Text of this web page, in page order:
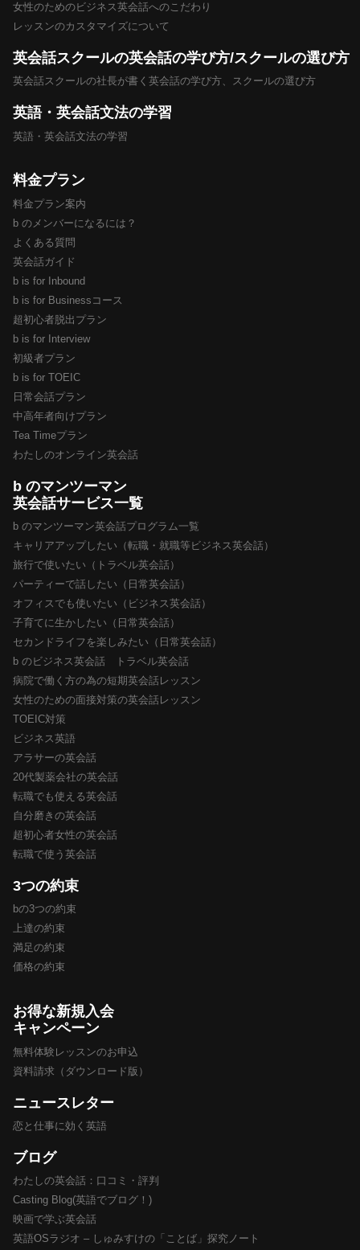
女性のためのビジネス英会話へのこだわり
レッスンのカスタマイズについて
英会話スクールの英会話の学び方/スクールの選び方
英会話スクールの社長が書く英会話の学び方、スクールの選び方
英語・英会話文法の学習
英語・英会話文法の学習
料金プラン
料金プラン案内
b のメンバーになるには？
よくある質問
英会話ガイド
b is for Inbound
b is for Businessコース
超初心者脱出プラン
b is for Interview
初級者プラン
b is for TOEIC
日常会話プラン
中高年者向けプラン
Tea Timeプラン
わたしのオンライン英会話
b のマンツーマン
英会話サービス一覧
b のマンツーマン英会話プログラム一覧
キャリアアップしたい（転職・就職等ビジネス英会話）
旅行で使いたい（トラベル英会話）
パーティーで話したい（日常英会話）
オフィスでも使いたい（ビジネス英会話）
子育てに生かしたい（日常英会話）
セカンドライフを楽しみたい（日常英会話）
b のビジネス英会話 トラベル英会話
病院で働く方の為の短期英会話レッスン
女性のための面接対策の英会話レッスン
TOEIC対策
ビジネス英語
アラサーの英会話
20代製薬会社の英会話
転職でも使える英会話
自分磨きの英会話
超初心者女性の英会話
転職で使う英会話
3つの約束
bの3つの約束
上達の約束
満足の約束
価格の約束
お得な新規入会
キャンペーン
無料体験レッスンのお申込
資料請求（ダウンロード版）
ニュースレター
恋と仕事に効く英語
ブログ
わたしの英会話：口コミ・評判
Casting Blog(英語でブログ！)
映画で学ぶ英会話
英語OSラジオ – しゅみすけの「ことば」探究ノート